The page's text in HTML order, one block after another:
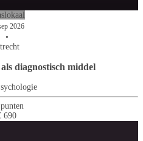
2026
•
diagnostisch middel
690